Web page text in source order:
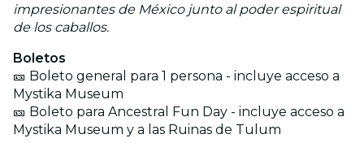
impresionantes de México junto al poder espiritual
de los caballos.
Boletos
🎫 Boleto general para 1 persona - incluye acceso a
Mystika Museum
🎫 Boleto para Ancestral Fun Day - incluye acceso a
Mystika Museum y a las Ruinas de Tulum